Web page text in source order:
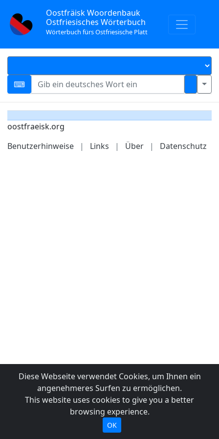
Oostfräisk Woordenbauk
Ostfriesisches Wörterbuch
Wörterbuch fürs Ostfriesische Platt
oostfraeisk.org
Benutzerhinweise
| Links | Über | Datenschutz
Diese Webseite verwendet Cookies, um Ihnen ein
angenehmeres Surfen zu ermöglichen.
This website uses cookies to give you a better
browsing experience.
OK